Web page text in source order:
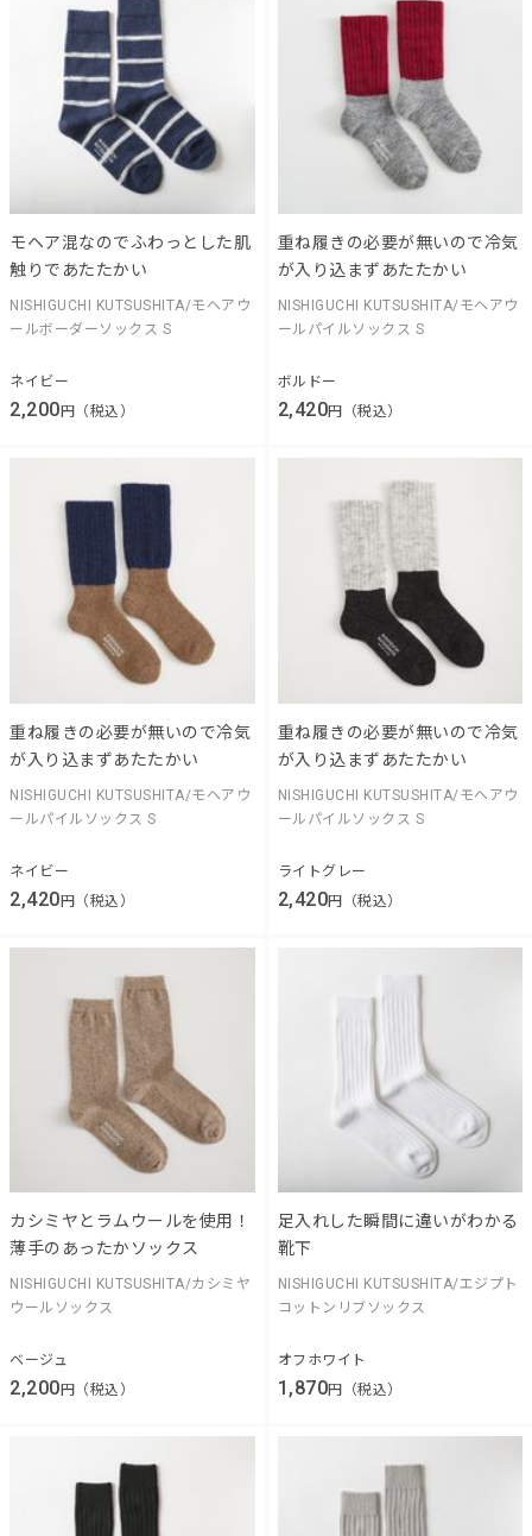
モヘア混なのでふわっとした肌
触りであたたかい
NISHIGUCHI KUTSUSHITA/モヘアウ
ールボーダーソックス S
ネイビー
2,200 円（税込）
重ね履きの必要が無いので冷気
が入り込まずあたたかい
NISHIGUCHI KUTSUSHITA/モヘアウ
ールパイルソックス S
ボルドー
2,420円（税込）
重ね履きの必要が無いので冷気
が入り込まずあたたかい
NISHIGUCHI KUTSUSHITA/モヘアウ
ールパイルソックス S
ネイビー
2,420円（税込）
重ね履きの必要が無いので冷気
が入り込まずあたたかい
NISHIGUCHI KUTSUSHITA/モヘアウ
ールパイルソックス S
ライトグレー
2,420円（税込）
カシミヤとラムウールを使用！
薄手のあったかソックス
NISHIGUCHI KUTSUSHITA/カシミヤ
ウールソックス
ベージュ
2,200 円（税込）
足入れした瞬間に違いがわかる
靴下
NISHIGUCHI KUTSUSHITA/エジプト
コットンリブソックス
オフホワイト
1,870円（税込）